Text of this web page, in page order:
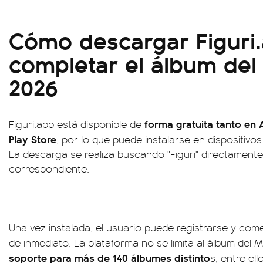
Cómo descargar
completar el álbum
2026
Figuri.app está disponible de forma gratuita tanto en
Play Store, por lo que puede instalarse en
La descarga se realiza buscando "Figuri"
correspondiente.
Una vez instalada, el usuario puede registrarse y
de inmediato. La plataforma no se limita al álbum del
soporte para más de 140 álbumes distintos, entre